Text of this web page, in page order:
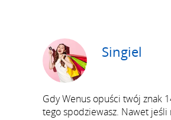
Singiel
Gdy Wenus opuści twój znak
tego spodziewasz. Nawet jeśli